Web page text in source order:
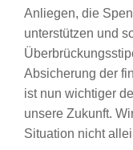
Anliegen, die
unterstützen und
Absicherung der
ist nun wichtiger
unsere Zukunft.
Situation nicht